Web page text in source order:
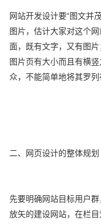
网站开发设计要“图文并
图片，估计大家对这个
面，既有文字，又有图
图片页有大小而且有横
众，不能简单地将其罗
二、网页设计的整体规划
先要明确网站目标用户
放矢的建设网站，在栏